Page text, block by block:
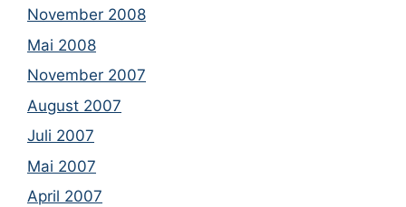
November 2008
Mai 2008
November 2007
August 2007
Juli 2007
Mai 2007
April 2007